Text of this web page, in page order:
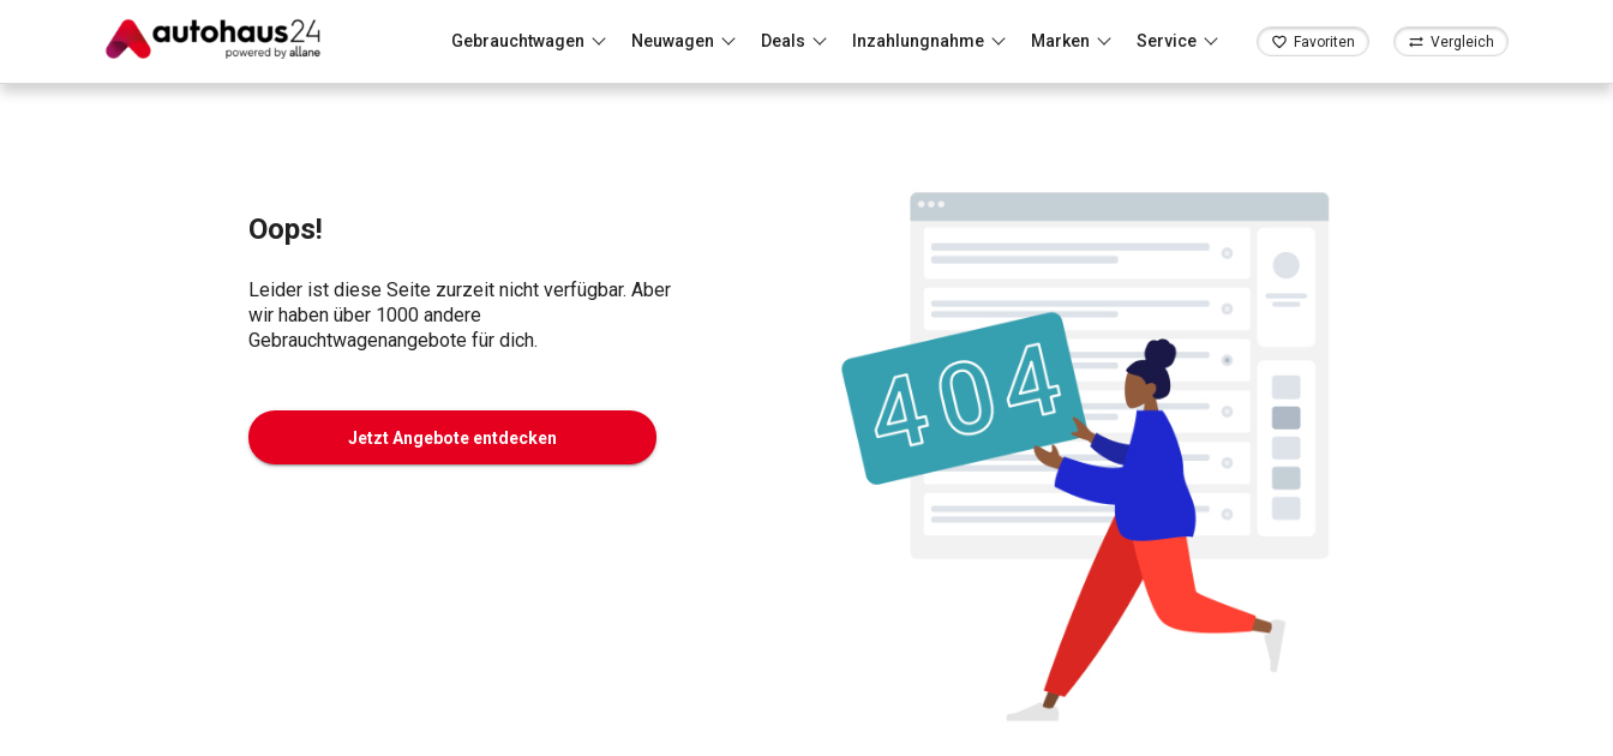
Gebrauchtwagen Neuwagen Deals Inzahlungnahme Marken Service Favoriten Vergleich
Oops!
Leider ist diese Seite zurzeit nicht verfügbar. Aber
wir haben über 1000 andere
Gebrauchtwagenangebote für dich.
Jetzt Angebote entdecken